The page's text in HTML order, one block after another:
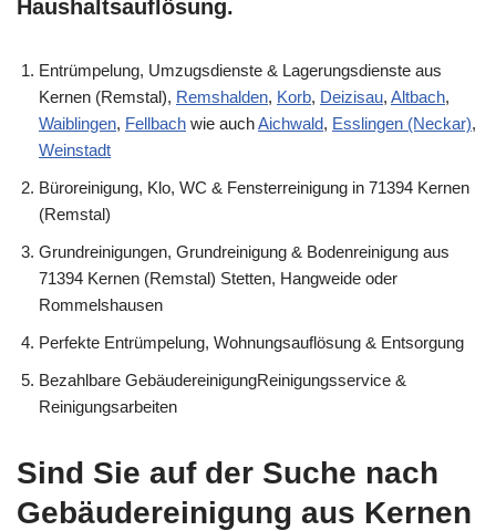
Haushaltsauflösung.
Entrümpelung, Umzugsdienste & Lagerungsdienste aus
Kernen (Remstal), Remshalden, Korb, Deizisau, Altbach,
Waiblingen, Fellbach wie auchAichwald, Esslingen (Neckar),
Weinstadt
Büroreinigung, Klo, WC & Fensterreinigung in 71394 Kernen
(Remstal)
Grundreinigungen, Grundreinigung & Bodenreinigung aus
71394 Kernen (Remstal) Stetten, Hangweide oder
Rommelshausen
Perfekte Entrümpelung, Wohnungsauflösung & Entsorgung
Bezahlbare GebäudereinigungReinigungsservice &
Reinigungsarbeiten
Sind Sie auf der Suche nach
Gebäudereinigung aus Kernen